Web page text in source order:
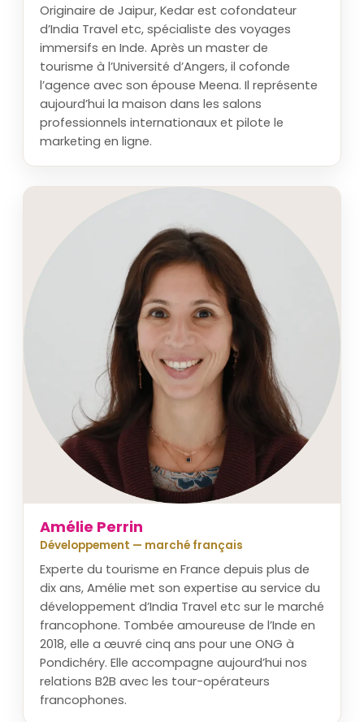
Originaire de Jaipur, Kedar est cofondateur
d’India Travel etc, spécialiste des voyages
immersifs en Inde. Après un master de
tourisme à l’Université d’Angers, il cofonde
l’agence avec son épouse Meena. Il représente
aujourd’hui la maison dans les salons
professionnels internationaux et pilote le
marketing en ligne.
Amélie Perrin
Développement — marché français
Experte du tourisme en France depuis plus de
dix ans, Amélie met son expertise au service du
développement d’India Travel etc sur le marché
francophone. Tombée amoureuse de l’Inde en
2018, elle a œuvré cinq ans pour une ONG à
Pondichéry. Elle accompagne aujourd’hui nos
relations B2B avec les tour-opérateurs
francophones.